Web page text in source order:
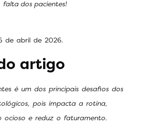
falta dos pacientes!
de abril de 2026.
artigo
é um dos principais desafios dos
pois impacta a rotina,
ocioso e reduz o faturamento.